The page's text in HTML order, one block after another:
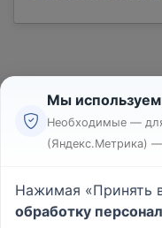
Политика
Мы
Необходимые —
(Яндекс.Метрика)
Нажимая «Принять
обработку